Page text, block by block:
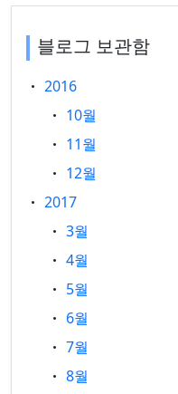
블로그 보관함
2016
10월
11월
12월
2017
3월
4월
5월
6월
7월
8월